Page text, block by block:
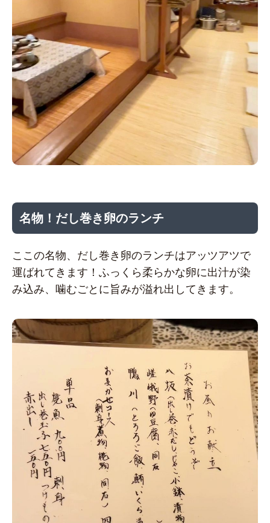
名物！だし巻き卵のランチ
ここの名物、だし巻き卵のランチはアッツアツで
運ばれてきます！ふっくら柔らかな卵に出汁が染
み込み、噛むごとに旨みが溢れ出してきます。